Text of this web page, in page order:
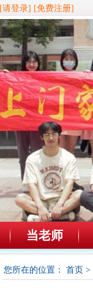
[请登录] [免费注册]
当老师
您所在的位置： 首页 >